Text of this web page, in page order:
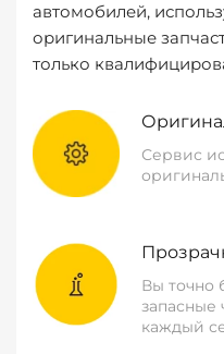
автомобилей,
оригинальные
только
Сервис
Вы точно
запасные
каждый